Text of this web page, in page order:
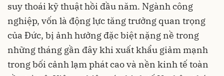
suy thoái kỹ thuật hồi đầu năm. Ngành công
nghiệp, vốn là động lực tăng trưởng quan trọng
của Đức, bị ảnh hưởng đặc biệt nặng nề trong
những tháng gần đây khi xuất khẩu giảm mạnh
trong bối cảnh lạm phát cao và nền kinh tế toàn